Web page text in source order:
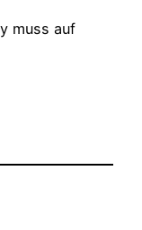
muss auf